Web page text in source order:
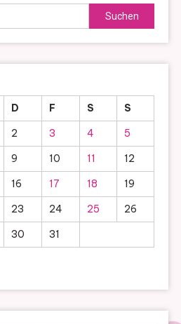
Suchen
nach:
D F S
S
2 3 4
5
9 10 11
12
16 17 18
19
23 24 25
26
30 31